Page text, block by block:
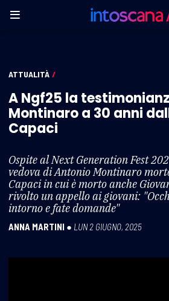
ATTUALITÀ /
A Ngf25 la
Montinaro a 30 anni
Capaci
Ospite al Next Generation Fest
vedova di Antonio Montinaro
Capaci in cui è morto anche
rivolto un appello ai giovani:
intorno e fate domande"
ANNA MARTINI ● LUN 2 GIUGNO, 2025